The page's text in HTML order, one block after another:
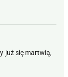
już się martwią,